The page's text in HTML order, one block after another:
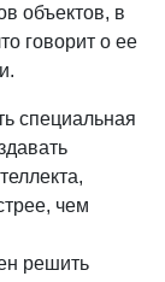
объектов, в
говорит о ее
специальная
чем
решить